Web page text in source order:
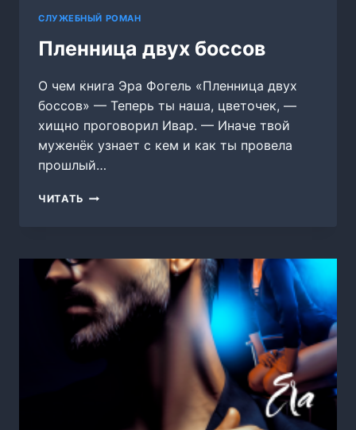
СЛУЖЕБНЫЙ РОМАН
Пленница двух боссов
О чем книга Эра Фогель «Пленница двух
боссов» — Теперь ты наша, цветочек, —
хищно проговорил Ивар. — Иначе твой
муженёк узнает с кем и как ты провела
прошлый…
ЧИТАТЬ ПЛЕННИЦА